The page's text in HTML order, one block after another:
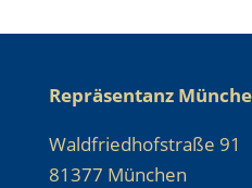
Repräsentanz
Waldfriedhofstraße 91
81377 München